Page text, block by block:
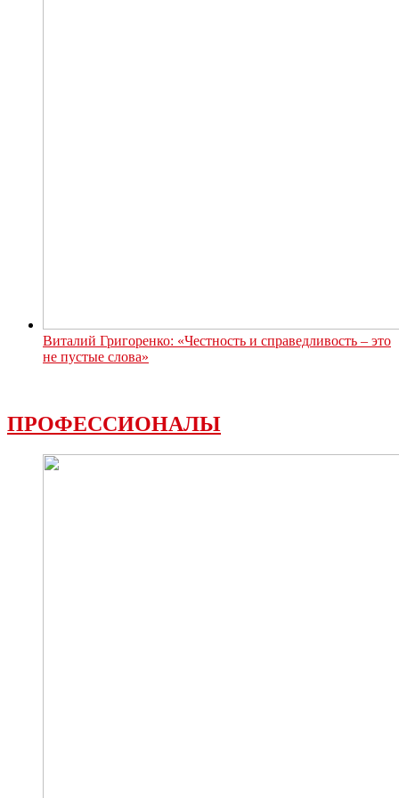
Виталий Григоренко: «Честность и справедливость – это
не пустые слова»
ПРОФЕССИОНАЛЫ